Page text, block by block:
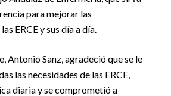
para mejorar las
ERCE y sus día a día.
Antonio Sanz, agradeció que se le
las necesidades de las ERCE,
diaria y se comprometió a